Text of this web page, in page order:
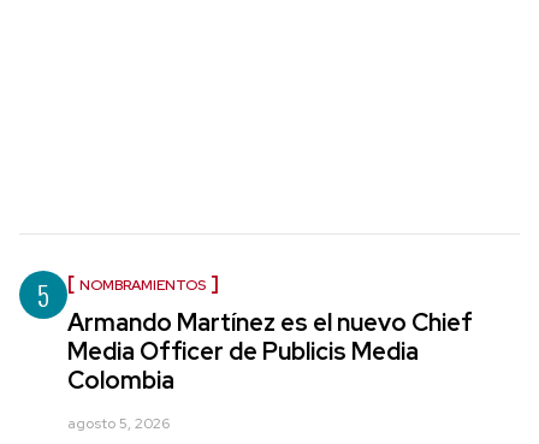
5 NOMBRAMIENTOS
Armando Martínez es el nuevo Chief
Media Officer de Publicis Media
Colombia
agosto 5, 2026